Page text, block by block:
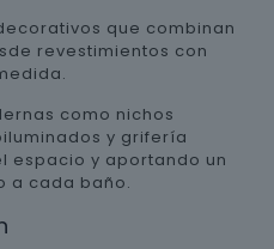
que combinan
revestimientos con
como nichos
y grifería
espacio y aportando un
a cada baño.